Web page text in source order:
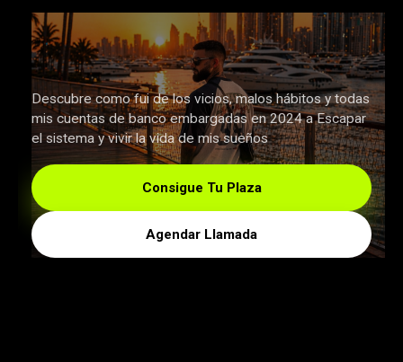
Descubre como fui de los vicios, malos hábitos y todas
mis cuentas de banco embargadas en 2024 a Escapar
el sistema y vivir la vida de mis sueños
Consigue Tu Plaza
Agendar Llamada